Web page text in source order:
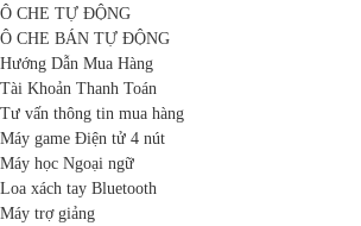
Ô CHE TỰ ĐỘNG
Ô CHE BÁN TỰ ĐỘNG
Hướng Dẫn Mua Hàng
Tài Khoản Thanh Toán
Tư vấn thông tin mua hàng
Máy game Điện tử 4 nút
Máy học Ngoại ngữ
Loa xách tay Bluetooth
Máy trợ giảng